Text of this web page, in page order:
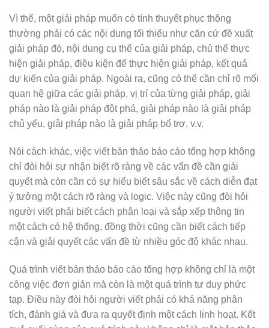
Vì thế, một giải pháp muốn có tính thuyết phục thông
thường phải có các nội dung tối thiểu như căn cứ đề xuất
giải pháp đó, nội dung cụ thể của giải pháp, chủ thể thực
hiện giải pháp, điều kiện để thực hiện giải pháp, kết quả
dự kiến của giải pháp. Ngoài ra, cũng có thể cần chỉ rõ mối
quan hệ giữa các giải pháp, vị trí của từng giải pháp, giải
pháp nào là giải pháp đột phá, giải pháp nào là giải pháp
chủ yếu, giải pháp nào là giải pháp bổ trợ, v.v.
Nói cách khác, việc viết bản thảo báo cáo tổng hợp không
chỉ đòi hỏi sự nhận biết rõ ràng về các vấn đề cần giải
quyết mà còn cần có sự hiểu biết sâu sắc về cách diễn đạt
ý tưởng một cách rõ ràng và logic. Việc này cũng đòi hỏi
người viết phải biết cách phân loại và sắp xếp thông tin
một cách có hệ thống, đồng thời cũng cần biết cách tiếp
cận và giải quyết các vấn đề từ nhiều góc độ khác nhau.
Quá trình viết bản thảo báo cáo tổng hợp không chỉ là một
công việc đơn giản mà còn là một quá trình tư duy phức
tạp. Điều này đòi hỏi người viết phải có khả năng phân
tích, đánh giá và đưa ra quyết định một cách linh hoạt. Kết